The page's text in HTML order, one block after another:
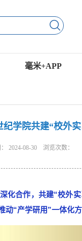
毫米+APP
学院共建“校外
2024-08-30 浏览次数：
化合作，共建“校外
动“产学研用”一体化方